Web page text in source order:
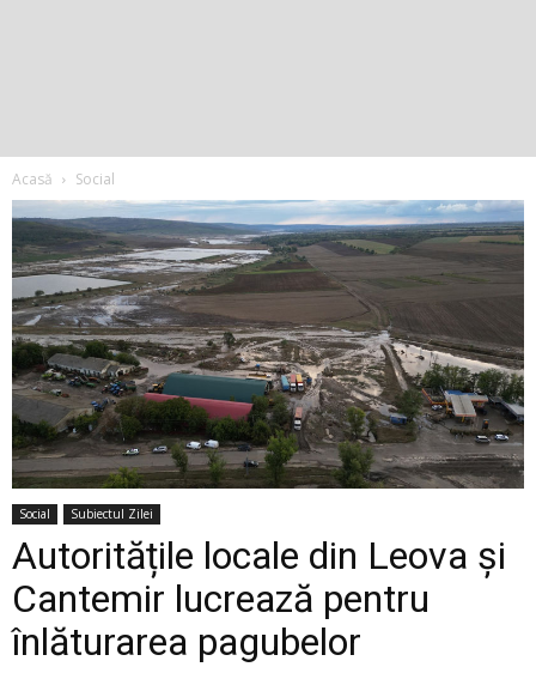
Acasă Social
Social Subiectul Zilei
Autoritățile locale din Leova și
Cantemir lucrează pentru
înlăturarea pagubelor